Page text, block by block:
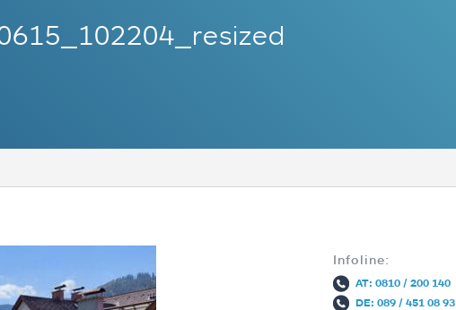
Infoline:
AT: 0810 / 200 140
DE: 089 / 451 08 93